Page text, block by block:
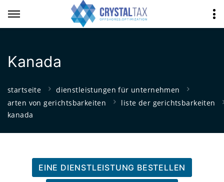
Kanada
startseite
dienstleistungen für unternehmen
arten von gerichtsbarkeiten
liste der gerichtsbarkeiten
kanada
EINE DIENSTLEISTUNG BESTELLEN